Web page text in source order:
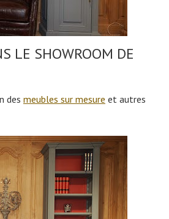
LE SHOWROOM DE
des meubles sur mesure et autres